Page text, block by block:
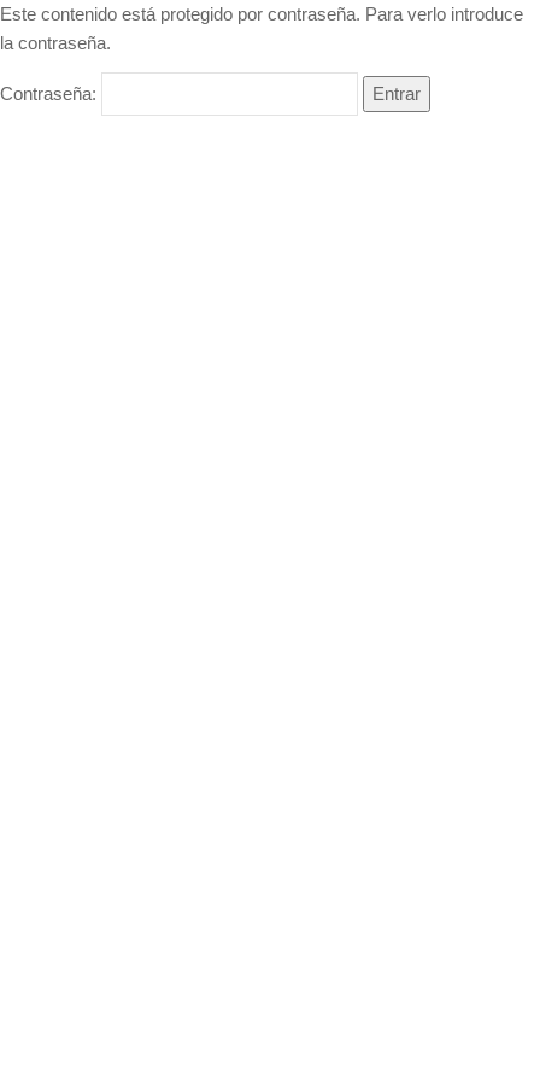
Este contenido está protegido por contraseña. Para verlo introduce
la contraseña.
Contraseña: